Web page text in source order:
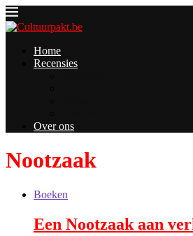
Home
Recensies
Over ons
Nootzaak
Boeken
Een Nootzaak aan